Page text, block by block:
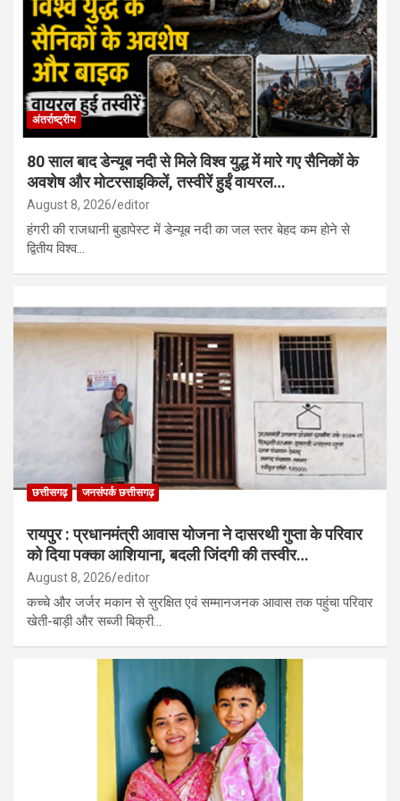
राजस्थान में स्थानीय निकाय चुनाव से पहले कांग्रेस में खुली कलह, टिकट बंटवारे
और वर्चस्व को लेकर बढ़ा विवाद…
अंतर्राष्ट्रीय
80 साल बाद डेन्यूब नदी से मिले विश्व युद्ध में मारे गए सैनिकों के
अवशेष और मोटरसाइकिलें, तस्वीरें हुईं वायरल…
August 8, 2026 editor
हंगरी की राजधानी बुडापेस्ट में डेन्यूब नदी का जल स्तर बेहद कम होने से
द्वितीय विश्व…
छत्तीसगढ़ जनसंपर्क छत्तीसगढ़
रायपुर : प्रधानमंत्री आवास योजना ने दासरथी गुप्ता के परिवार
को दिया पक्का आशियाना, बदली जिंदगी की तस्वीर…
August 8, 2026 editor
कच्चे और जर्जर मकान से सुरक्षित एवं सम्मानजनक आवास तक पहुंचा परिवार
खेती-बाड़ी और सब्जी बिक्री…